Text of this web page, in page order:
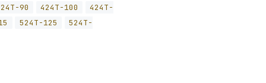
90
424T-100
424T-
524T-125 524T-